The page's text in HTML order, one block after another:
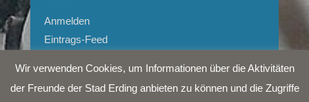
Anmelden
Eintrags-Feed
Wir verwenden Cookies, um Informationen über die Aktivitäten
der Freunde der Stad Erding anbieten zu können und die Zugriffe